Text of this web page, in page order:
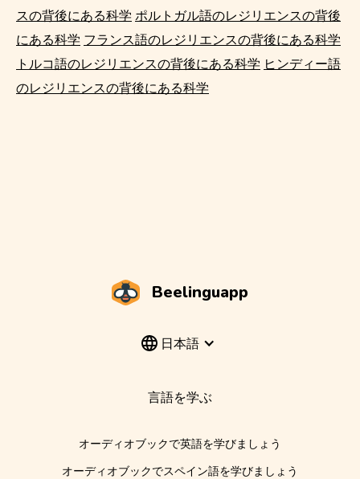
スの背後にある科学 ポルトガル語のレジリエンスの背後
にある科学 フランス語のレジリエンスの背後にある科学
トルコ語のレジリエンスの背後にある科学 ヒンディー語
のレジリエンスの背後にある科学
Beelinguapp
日本語
言語を学ぶ
オーディオブックで英語を学びましょう
オーディオブックでスペイン語を学びましょう